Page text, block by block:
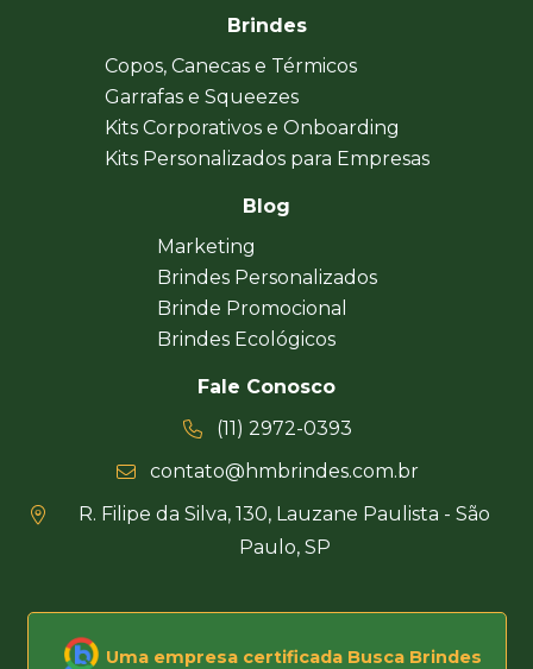
Brindes
Copos, Canecas e Térmicos
Garrafas e Squeezes
Kits Corporativos e Onboarding
Kits Personalizados para Empresas
Blog
Marketing
Brindes Personalizados
Brinde Promocional
Brindes Ecológicos
Fale Conosco
(11) 2972-0393
contato@hmbrindes.com.br
R. Filipe da Silva, 130, Lauzane Paulista - São
Paulo, SP
Uma empresa certificada Busca Brindes